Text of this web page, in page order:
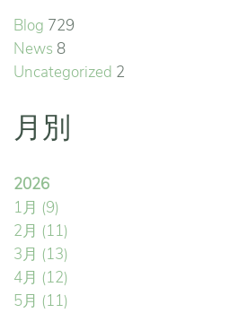
Blog 729
News 8
Uncategorized 2
月別
2026
1月 (9)
2月 (11)
3月 (13)
4月 (12)
5月 (11)